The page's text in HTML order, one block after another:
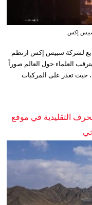
أن جزءاً ضخماً تائهاً من صاروخ فالكون 9 تابع لشركة سبيس إكس ارتطم
العلماء حول العالم صوراً
حيث تعذر على المركبات
التقليدية في موقع